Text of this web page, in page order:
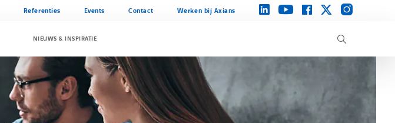
Referenties Events Contact Werken bij Axians linkedinyoutubefacebooktwitterinstagram
NIEUWS & INSPIRATIE